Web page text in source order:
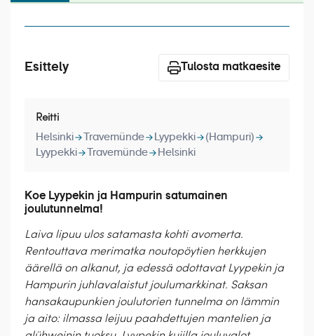
Esittely Tulosta matkaesite
Reitti
Helsinki Travemünde Lyypekki
(Hampuri)
Lyypekki
Travemünde Helsinki
Koe Lyypekin ja Hampurin satumainen
joulutunnelma!
Laiva lipuu ulos satamasta kohti avomerta.
Rentouttava merimatka noutopöytien herkkujen
äärellä on alkanut, ja edessä odottavat Lyypekin ja
Hampurin juhlavalaistut joulumarkkinat. Saksan
hansakaupunkien joulutorien tunnelma on lämmin
ja aito: ilmassa leijuu paahdettujen mantelien ja